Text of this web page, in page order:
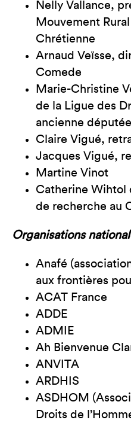
Nelly Vallance,
Mouvement
Chrétienne
Arnaud Veïsse,
Comede
Marie-Christine
de la Ligue des
ancienne
Claire Vigué,
Jacques Vigué,
Martine Vinot
Catherine Wihtol
de recherche au
Organisations
Anafé
aux frontières
ACAT France
ADDE
ADMIE
Ah Bienvenue
ANVITA
ARDHIS
ASDHOM
Droits de